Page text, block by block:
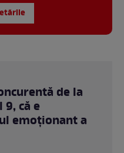
de la
că e
emoționant a